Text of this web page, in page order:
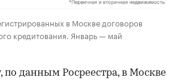
в Москве договоров
кредитования. Январь — май
по данным Росреестра, в Москве